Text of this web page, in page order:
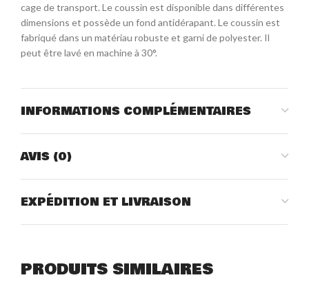
cage de transport. Le coussin est disponible dans différentes
dimensions et possède un fond antidérapant. Le coussin est
fabriqué dans un matériau robuste et garni de polyester. Il
peut être lavé en machine à 30°.
INFORMATIONS COMPLÉMENTAIRES
AVIS (0)
EXPÉDITION ET LIVRAISON
PRODUITS SIMILAIRES